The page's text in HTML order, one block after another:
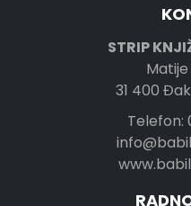
STRIP
Matije
31 400
Telefon: